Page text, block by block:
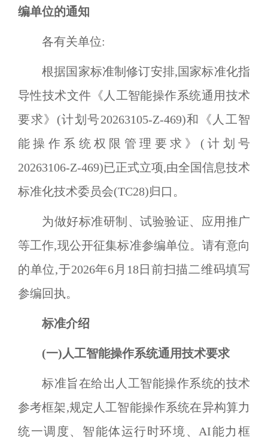
编单位的通知
各有关单位:
根据国家标准制修订安排,国家标准化指
导性技术文件《人工智能操作系统通用技术
要求》(计划号20263105-Z-469)和《人工智
能操作系统权限管理要求》(计划号
20263106-Z-469)已正式立项,由全国信息技术
标准化技术委员会(TC28)归口。
为做好标准研制、试验验证、应用推广
等工作,现公开征集标准参编单位。请有意向
的单位,于2026年6 月 18日前扫描二维码填写
参编回执。
标准介绍
(一)人工智能操作系统通用技术要求
标准旨在给出人工智能操作系统的技术
参考框架,规定人工智能操作系统在异构算力
统一调度、智能体运行时环境、 AI能力框